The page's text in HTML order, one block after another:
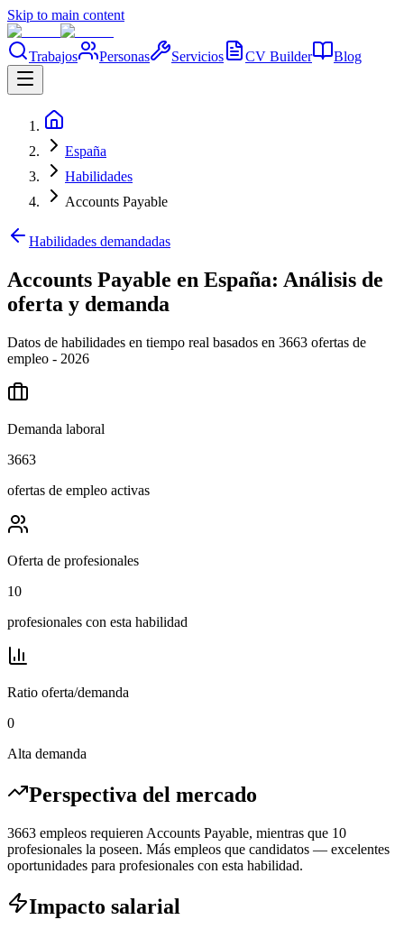
Skip to main content
Trabajos Personas Servicios CV Builder Blog
España
Habilidades
Accounts Payable
Habilidades demandadas
Accounts Payable en España: Análisis de
oferta y demanda
Datos de habilidades en tiempo real basados en 3663 ofertas de
empleo - 2026
Demanda laboral
3663
ofertas de empleo activas
Oferta de profesionales
10
profesionales con esta habilidad
Ratio oferta/demanda
0
Alta demanda
Perspectiva del mercado
3663 empleos requieren Accounts Payable, mientras que 10
profesionales la poseen. Más empleos que candidatos — excelentes
oportunidades para profesionales con esta habilidad.
Impacto salarial